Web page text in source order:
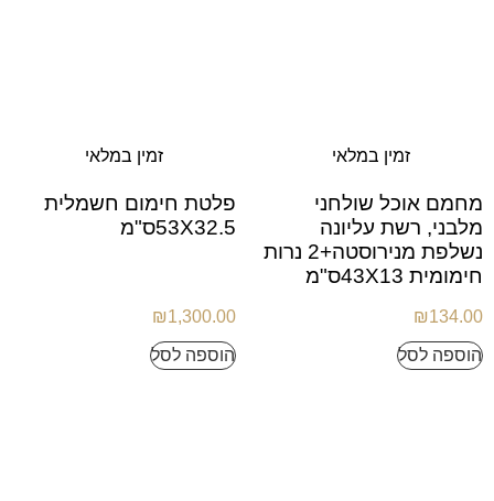
זמין במלאי
מחמם אוכל שולחני
מלבני, רשת עליונה
נשלפת מנירוסטה+2 נרות
חימומית 43X13ס"מ
₪134.00
הוספה לסל
זמין במלאי
פלטת חימום חשמלית
53X32.5ס"מ
₪1,300.00
הוספה לסל